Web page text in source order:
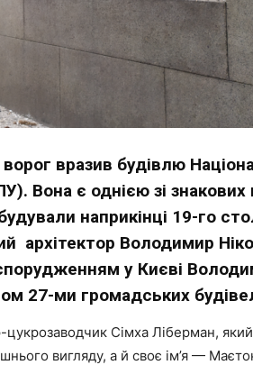
вразив будівлю
Вона є однією зі знакових
наприкінці 19-го
архітектор Володимир
у Києві
27-ми громадських
цукрозаводчик Сімха Ліберман,
вигляду, а й своє ім’я —